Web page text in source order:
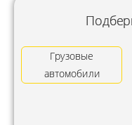
Грузовые
автомобили